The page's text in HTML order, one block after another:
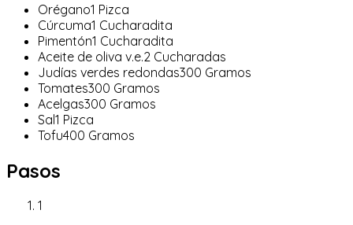
Orégano1 Pizca
Cúrcuma1 Cucharadita
Pimentón1 Cucharadita
Aceite de oliva v.e.2 Cucharadas
Judías verdes redondas300 Gramos
Tomates300 Gramos
Acelgas300 Gramos
Sal1 Pizca
Tofu400 Gramos
Pasos
1